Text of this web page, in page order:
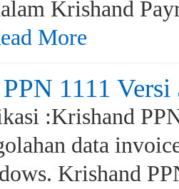
Krishand
More
1111 Versi
:Krishand
data
Krishand